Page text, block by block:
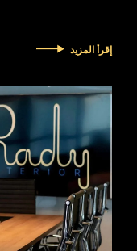
إقرأ المزيد